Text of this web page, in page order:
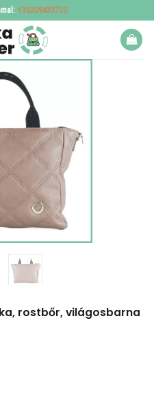
+36209433720
rostbőr, világosbarna